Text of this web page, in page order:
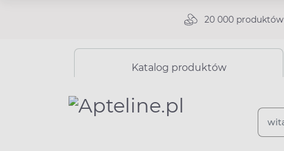
20 000 produktów
Katalog produktów